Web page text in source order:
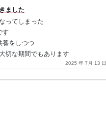
ました
ってしまった
す
養をしつつ
切な期間でもあります
2025 年 7月 13 日